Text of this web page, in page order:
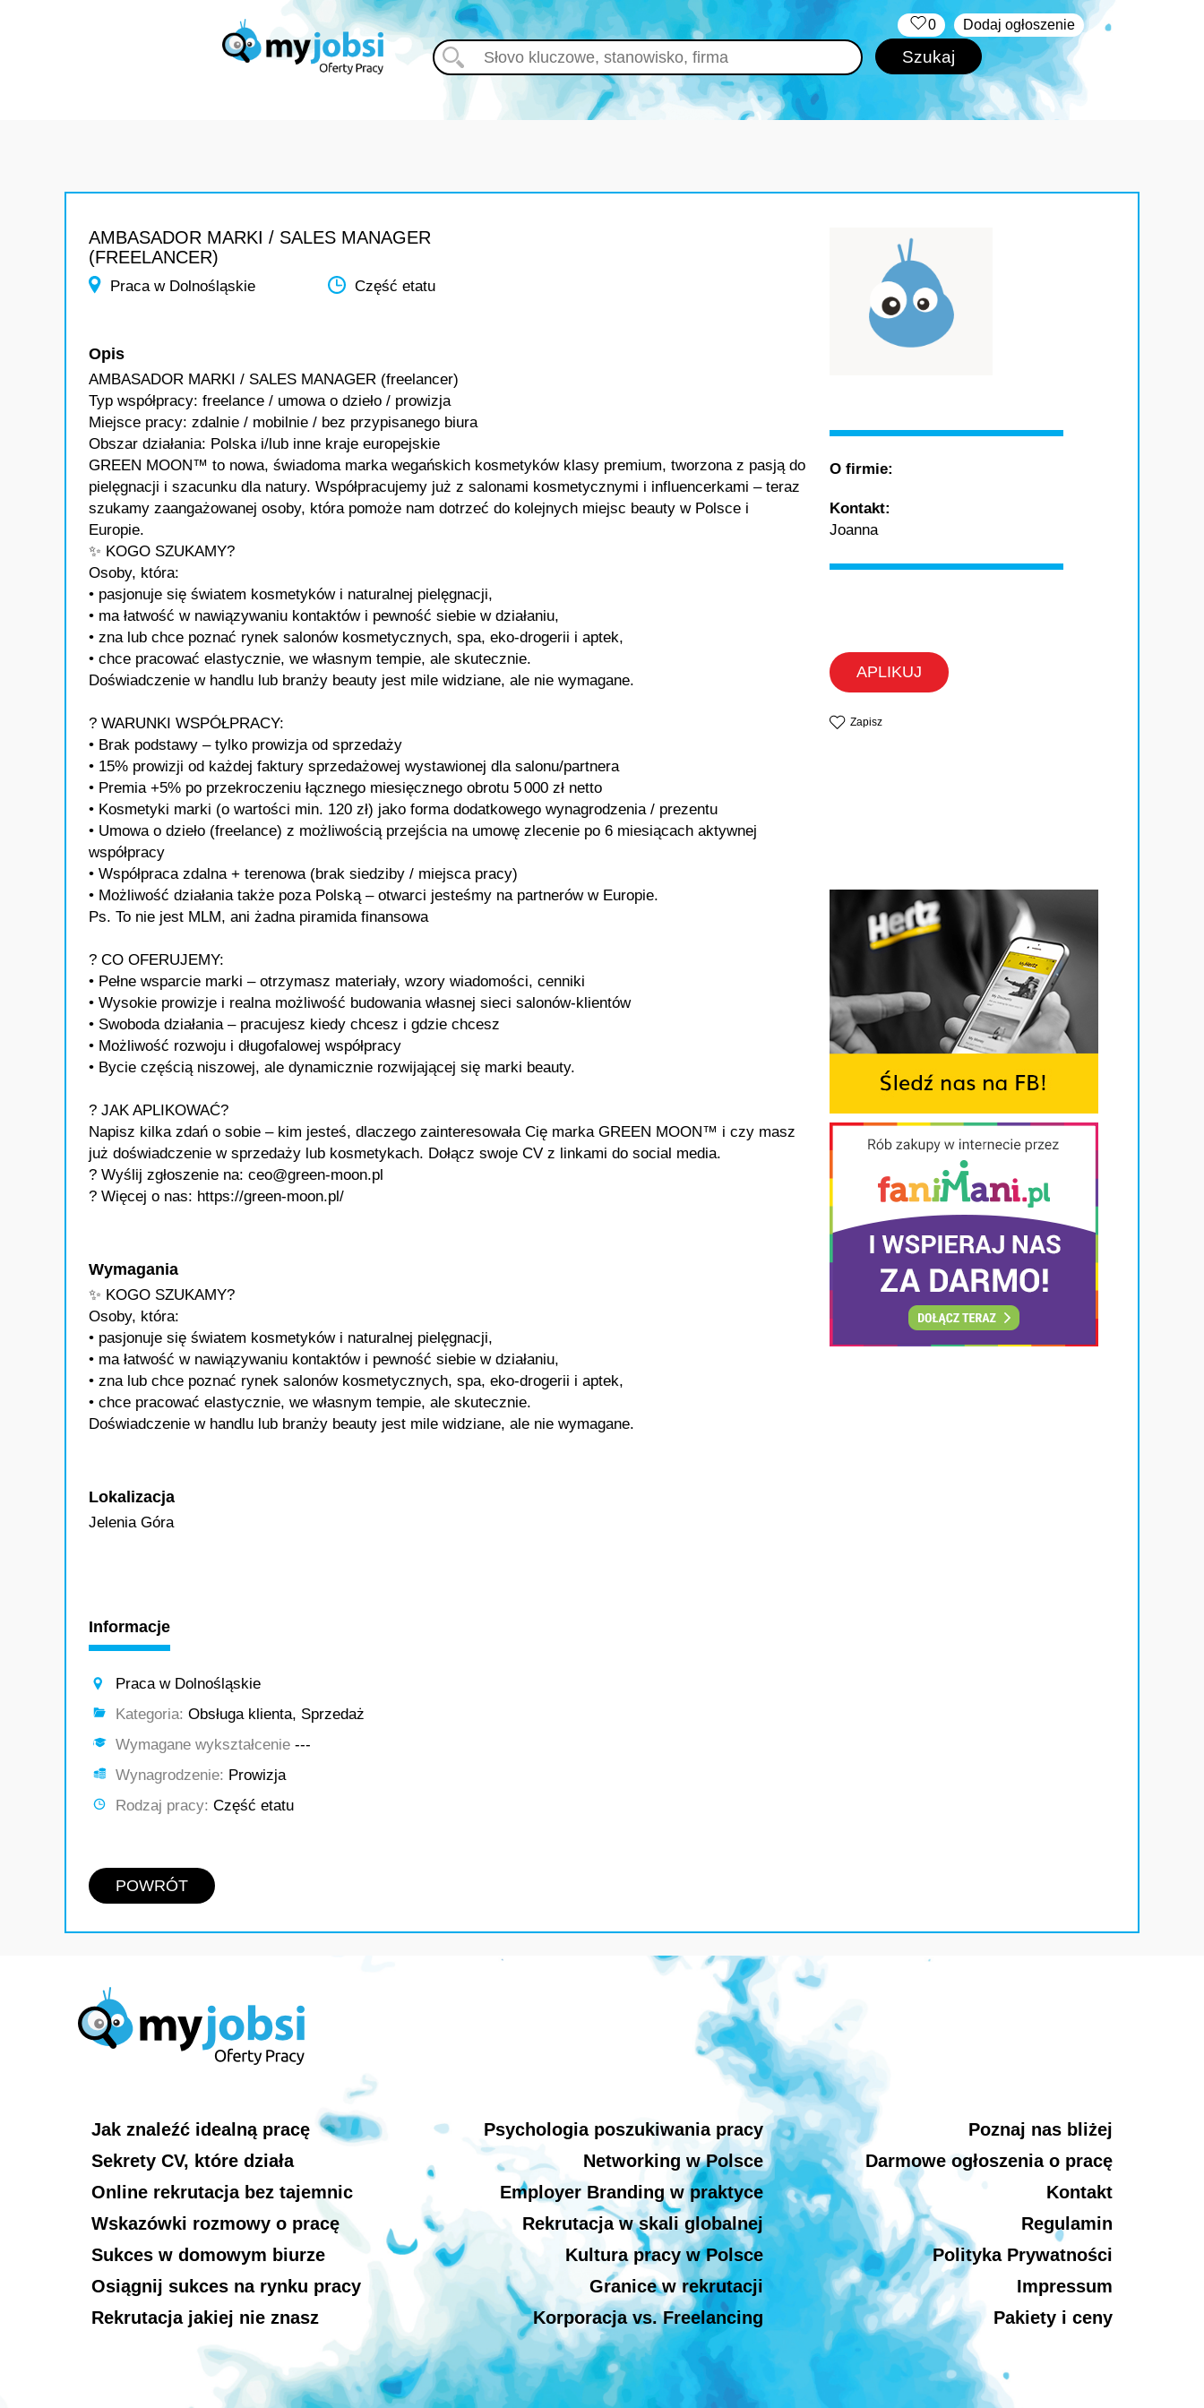
Dodaj ogłoszenie
0
AMBASADOR MARKI / SALES MANAGER
(FREELANCER)
Praca w Dolnośląskie Część etatu
Opis
AMBASADOR MARKI / SALES MANAGER (freelancer)
Typ współpracy: freelance / umowa o dzieło / prowizja
Miejsce pracy: zdalnie / mobilnie / bez przypisanego biura
Obszar działania: Polska i/lub inne kraje europejskie
GREEN MOON™ to nowa, świadoma marka wegańskich kosmetyków klasy premium, tworzona z pasją do
pielęgnacji i szacunku dla natury. Współpracujemy już z salonami kosmetycznymi i influencerkami – teraz
szukamy zaangażowanej osoby, która pomoże nam dotrzeć do kolejnych miejsc beauty w Polsce i
Europie.
✨ KOGO SZUKAMY?
Osoby, która:
• pasjonuje się światem kosmetyków i naturalnej pielęgnacji,
• ma łatwość w nawiązywaniu kontaktów i pewność siebie w działaniu,
• zna lub chce poznać rynek salonów kosmetycznych, spa, eko-drogerii i aptek,
• chce pracować elastycznie, we własnym tempie, ale skutecznie.
Doświadczenie w handlu lub branży beauty jest mile widziane, ale nie wymagane.
? WARUNKI WSPÓŁPRACY:
• Brak podstawy – tylko prowizja od sprzedaży
• 15% prowizji od każdej faktury sprzedażowej wystawionej dla salonu/partnera
• Premia +5% po przekroczeniu łącznego miesięcznego obrotu 5 000 zł netto
• Kosmetyki marki (o wartości min. 120 zł) jako forma dodatkowego wynagrodzenia / prezentu
• Umowa o dzieło (freelance) z możliwością przejścia na umowę zlecenie po 6 miesiącach aktywnej
współpracy
• Współpraca zdalna + terenowa (brak siedziby / miejsca pracy)
• Możliwość działania także poza Polską – otwarci jesteśmy na partnerów w Europie.
Ps. To nie jest MLM, ani żadna piramida finansowa
? CO OFERUJEMY:
• Pełne wsparcie marki – otrzymasz materiały, wzory wiadomości, cenniki
• Wysokie prowizje i realna możliwość budowania własnej sieci salonów-klientów
• Swoboda działania – pracujesz kiedy chcesz i gdzie chcesz
• Możliwość rozwoju i długofalowej współpracy
• Bycie częścią niszowej, ale dynamicznie rozwijającej się marki beauty.
? JAK APLIKOWAĆ?
Napisz kilka zdań o sobie – kim jesteś, dlaczego zainteresowała Cię marka GREEN MOON™ i czy masz
już doświadczenie w sprzedaży lub kosmetykach. Dołącz swoje CV z linkami do social media.
? Wyślij zgłoszenie na: ceo@green-moon.pl
? Więcej o nas: https://green-moon.pl/
Wymagania
✨ KOGO SZUKAMY?
Osoby, która:
• pasjonuje się światem kosmetyków i naturalnej pielęgnacji,
• ma łatwość w nawiązywaniu kontaktów i pewność siebie w działaniu,
• zna lub chce poznać rynek salonów kosmetycznych, spa, eko-drogerii i aptek,
• chce pracować elastycznie, we własnym tempie, ale skutecznie.
Doświadczenie w handlu lub branży beauty jest mile widziane, ale nie wymagane.
Lokalizacja
Jelenia Góra
Informacje
Praca w Dolnośląskie
Kategoria: Obsługa klienta, Sprzedaż
Wymagane wykształcenie ---
Wynagrodzenie: Prowizja
Rodzaj pracy: Część etatu
POWRÓT
O firmie:
Kontakt:
Joanna
APLIKUJ
Zapisz
Jak znaleźć idealną pracę
Sekrety CV, które działa
Online rekrutacja bez tajemnic
Wskazówki rozmowy o pracę
Sukces w domowym biurze
Osiągnij sukces na rynku pracy
Rekrutacja jakiej nie znasz
Psychologia poszukiwania pracy
Networking w Polsce
Employer Branding w praktyce
Rekrutacja w skali globalnej
Kultura pracy w Polsce
Granice w rekrutacji
Korporacja vs. Freelancing
Poznaj nas bliżej
Darmowe ogłoszenia o pracę
Kontakt
Regulamin
Polityka Prywatności
Impressum
Pakiety i ceny